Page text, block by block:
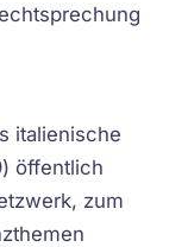
italienische
öffentlich
zum